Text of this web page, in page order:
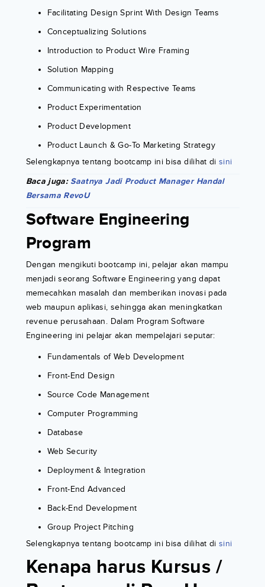
Facilitating Design Sprint With Design Teams
Conceptualizing Solutions
Introduction to Product Wire Framing
Solution Mapping
Communicating with Respective Teams
Product Experimentation
Product Development
Product Launch & Go-To Marketing Strategy
Selengkapnya tentang bootcamp ini bisa dilihat disini
Baca juga: Saatnya Jadi Product Manager Handal
Bersama RevoU
Software Engineering
Program
Dengan mengikuti bootcamp ini, pelajar akan mampu
menjadi seorang Software Engineering yang dapat
memecahkan masalah dan memberikan inovasi pada
web maupun aplikasi, sehingga akan meningkatkan
revenue perusahaan. Dalam Program Software
Engineering ini pelajar akan mempelajari seputar:
Fundamentals of Web Development
Front-End Design
Source Code Management
Computer Programming
Database
Web Security
Deployment & Integration
Front-End Advanced
Back-End Development
Group Project Pitching
Selengkapnya tentang bootcamp ini bisa dilihat disini
Kenapa harus Kursus /